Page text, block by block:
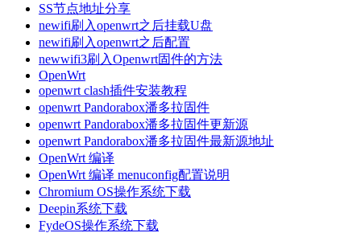
SS节点地址分享
newifi刷入openwrt之后挂载U盘
newifi刷入openwrt之后配置
newwifi3刷入Openwrt固件的方法
OpenWrt
openwrt clash插件安装教程
openwrt Pandorabox潘多拉固件
openwrt Pandorabox潘多拉固件更新源
openwrt Pandorabox潘多拉固件最新源地址
OpenWrt 编译
OpenWrt 编译 menuconfig配置说明
Chromium OS操作系统下载
Deepin系统下载
FydeOS操作系统下载